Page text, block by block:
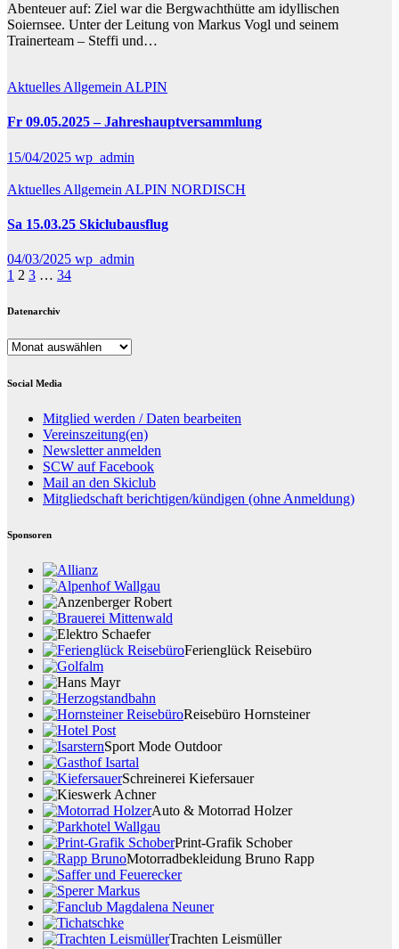
Abenteuer auf: Ziel war die Bergwachthütte am idyllischen
Soiernsee. Unter der Leitung von Markus Vogl und seinem
Trainerteam – Steffi und…
Aktuelles Allgemein ALPIN
Fr 09.05.2025 – Jahreshauptversammlung
15/04/2025 wp_admin
Aktuelles Allgemein ALPIN NORDISCH
Sa 15.03.25 Skiclubausflug
04/03/2025 wp_admin
Seitennummerierung
der
1 2 3 … 34
Datenarchiv
Datenarchiv
Social Media
Mitglied werden / Daten bearbeiten
Vereinszeitung(en)
Newsletter anmelden
SCW auf Facebook
Mail an den Skiclub
Mitgliedschaft berichtigen/kündigen (ohne Anmeldung)
Sponsoren
Ferienglück Reisebüro
Reisebüro Hornsteiner
Sport Mode Outdoor
Schreinerei Kiefersauer
Auto & Motorrad Holzer
Print-Grafik Schober
Motorradbekleidung Bruno Rapp
Trachten Leismüller